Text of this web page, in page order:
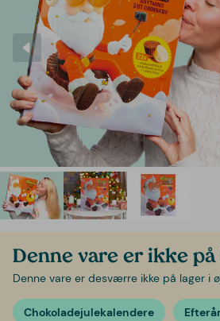
Denne vare er ikke
Denne vare er desværre ikke på lager i
Chokoladejulekalendere